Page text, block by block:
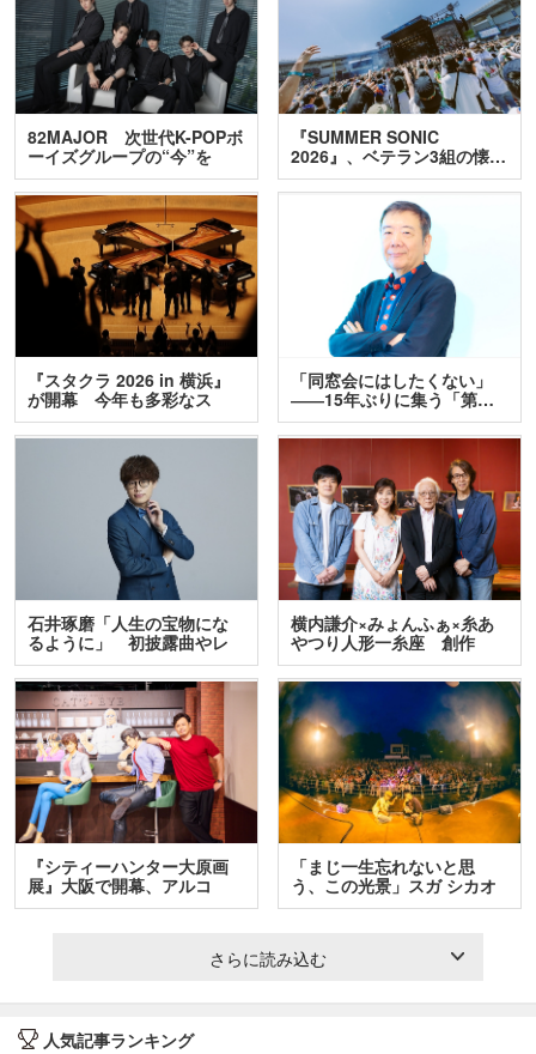
82MAJOR 次世代K-POPボ
ーイズグループの“今”を
訊…
『SUMMER SONIC
2026』、ベテラン3組の懐…
『スタクラ 2026 in 横浜』
が開幕 今年も多彩なス
テ…
「同窓会にはしたくない」
――15年ぶりに集う「第…
石井琢磨「人生の宝物にな
るように」 初披露曲やレ
ア…
横内謙介×みょんふぁ×糸あ
やつり人形一糸座 創作
人…
『シティーハンター大原画
展』大阪で開幕、アルコ
＆…
「まじ一生忘れないと思
う、この光景」スガ シカオ
と…
さらに読み込む
人気記事ランキング